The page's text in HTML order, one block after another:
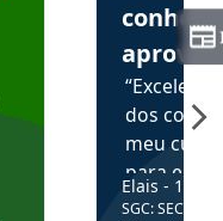
aprova
dos
meu
para
colocar
Elais - 15/
SGC: SEC BA